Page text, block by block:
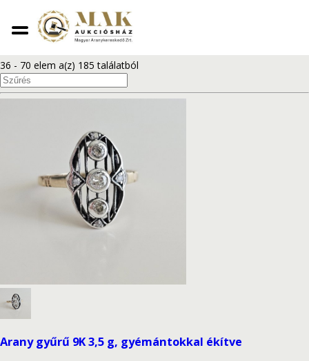
3...6
36 - 70 elem a(z) 185 találatból
Arany gyűrű 9K 3,5 g, gyémántokkal ékítve